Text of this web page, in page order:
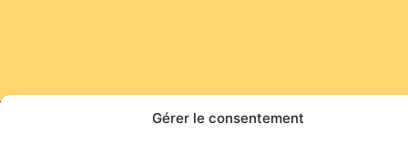
Gérer le consentement
Site de l'association TOROFIESTA